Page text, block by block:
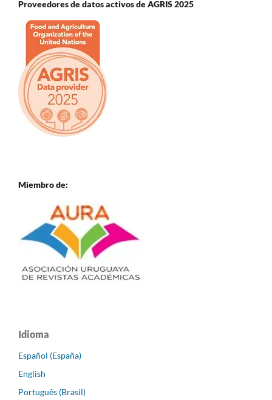
Proveedores de datos activos de AGRIS 2025
Miembro de:
Idioma
Español (España)
English
Português (Brasil)